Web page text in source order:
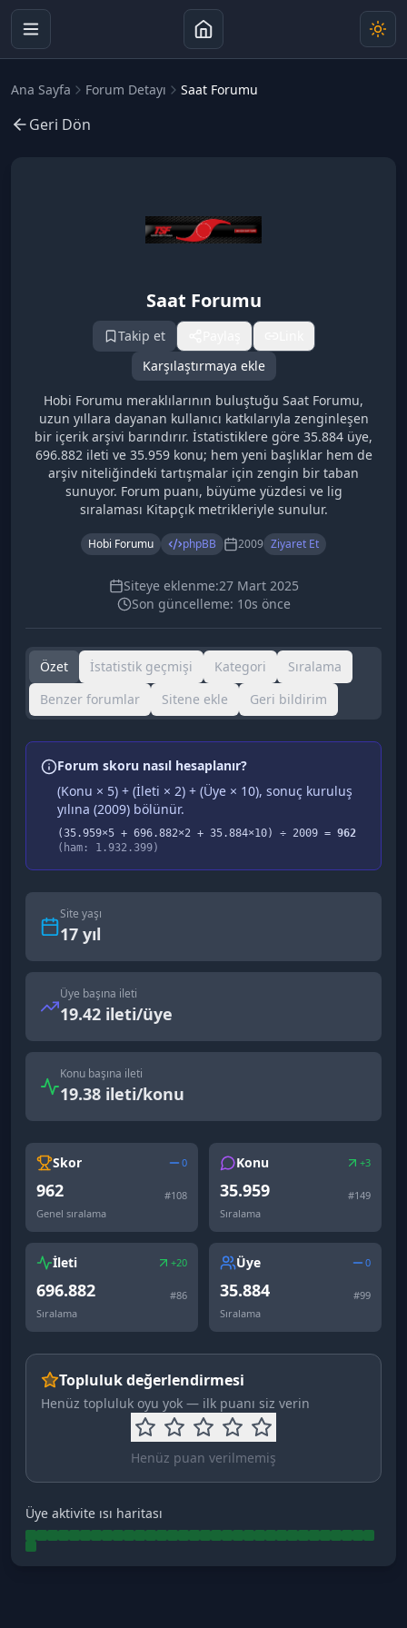
Ana Sayfa Forum Detayı Saat Forumu
Geri Dön
Saat Forumu
Takip et
Karşılaştırmaya ekle
Hobi Forumu meraklılarının buluştuğu Saat Forumu,
uzun yıllara dayanan kullanıcı katkılarıyla zenginleşen
bir içerik arşivi barındırır. İstatistiklere göre 35.884 üye,
696.882 ileti ve 35.959 konu; hem yeni başlıklar hem de
arşiv niteliğindeki tartışmalar için zengin bir taban
sunuyor. Forum puanı, büyüme yüzdesi ve lig
sıralaması Kitapçık metrikleriyle sunulur.
Hobi Forumu phpBB 2009 Ziyaret Et
Siteye eklenme:27 Mart 2025
Son güncelleme: 10s önce
Özet İstatistik geçmişi Kategori
Sıralama
Benzer forumlar
Sitene ekle Geri bildirim
Forum skoru nasıl hesaplanır?
(Konu × 5) + (İleti × 2) + (Üye × 10), sonuç kuruluş
yılına (2009) bölünür.
(35.959×5 + 696.882×2 + 35.884×10) ÷ 2009 = 962
(ham: 1.932.399)
Site yaşı
17 yıl
Üye başına ileti
19.42 ileti/üye
Konu başına ileti
19.38 ileti/konu
Skor 0
962 #108
Genel sıralama
Konu +3
35.959 #149
Sıralama
İleti +20
696.882 #86
Sıralama
Üye 0
35.884 #99
Sıralama
Topluluk değerlendirmesi
Henüz topluluk oyu yok — ilk puanı siz verin
Henüz puan verilmemiş
Üye aktivite ısı haritası